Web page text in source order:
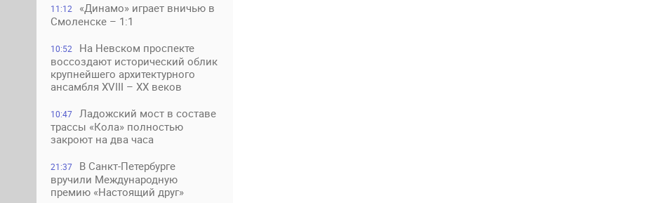
11:12
«Динамо» играет вничью в
Смоленске – 1:1
10:52
На Невском проспекте
воссоздают исторический облик
крупнейшего архитектурного
ансамбля XVIII – XX веков
10:47
Ладожский мост в составе
трассы «Кола» полностью
закроют на два часа
21:37
В Санкт-Петербурге
вручили Международную
премию «Настоящий друг»